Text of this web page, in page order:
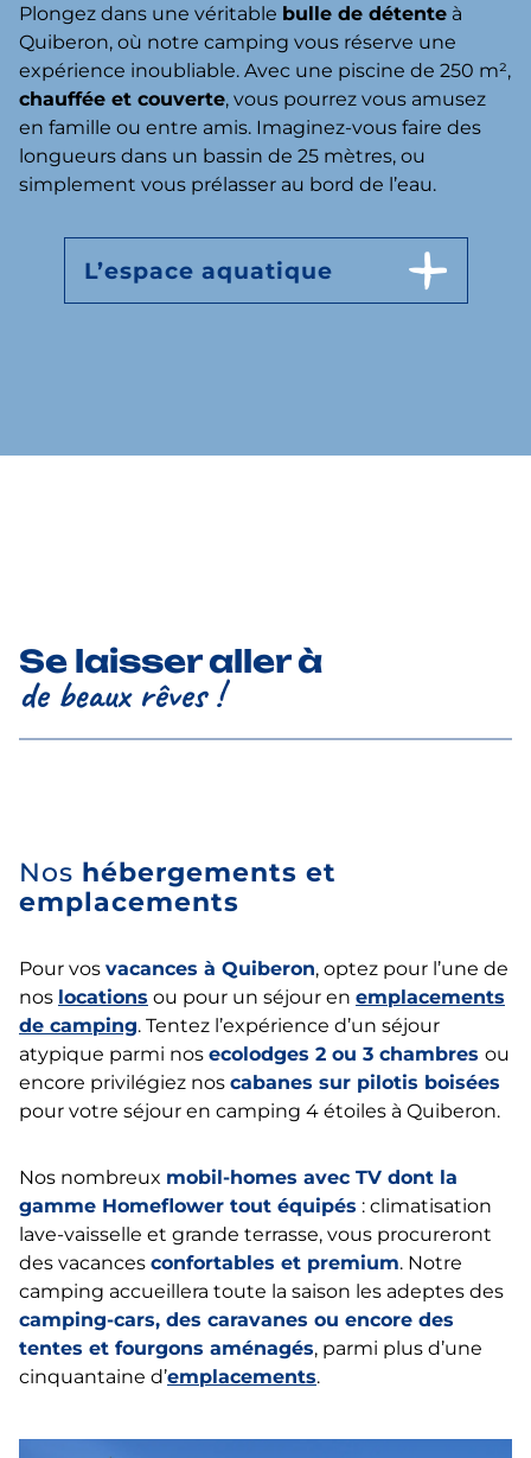
Plongez dans une véritable bulle de détente à
Quiberon, où notre camping vous réserve une
expérience inoubliable. Avec une piscine de 250 m²,
chauffée et couverte, vous pourrez vous amusez
en famille ou entre amis. Imaginez-vous faire des
longueurs dans un bassin de 25 mètres, ou
simplement vous prélasser au bord de l’eau.
L’espace aquatique
Se laisser aller à
de beaux rêves !
Nos hébergements et
emplacements
Pour vos vacances à Quiberon, optez pour l’une de
nos locations ou pour un séjour en emplacements
de camping. Tentez l’expérience d’un séjour
atypique parmi nos ecolodges 2 ou 3 chambres ou
encore privilégiez nos cabanes sur pilotis boisées
pour votre séjour en camping 4 étoiles à Quiberon.
Nos nombreux mobil-homes avec TV dont la
gamme Homeflower tout équipés : climatisation
lave-vaisselle et grande terrasse, vous procureront
des vacances confortables et premium. Notre
camping accueillera toute la saison les adeptes des
camping-cars, des caravanes ou encore des
tentes et fourgons aménagés, parmi plus d’une
cinquantaine d’emplacements.